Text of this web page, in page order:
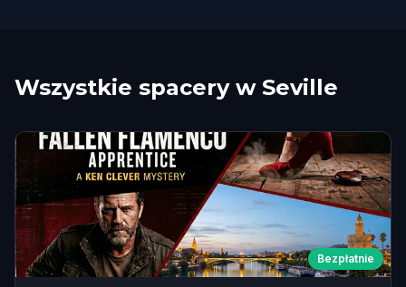
Wszystkie spacery w Seville
Bezpłatnie